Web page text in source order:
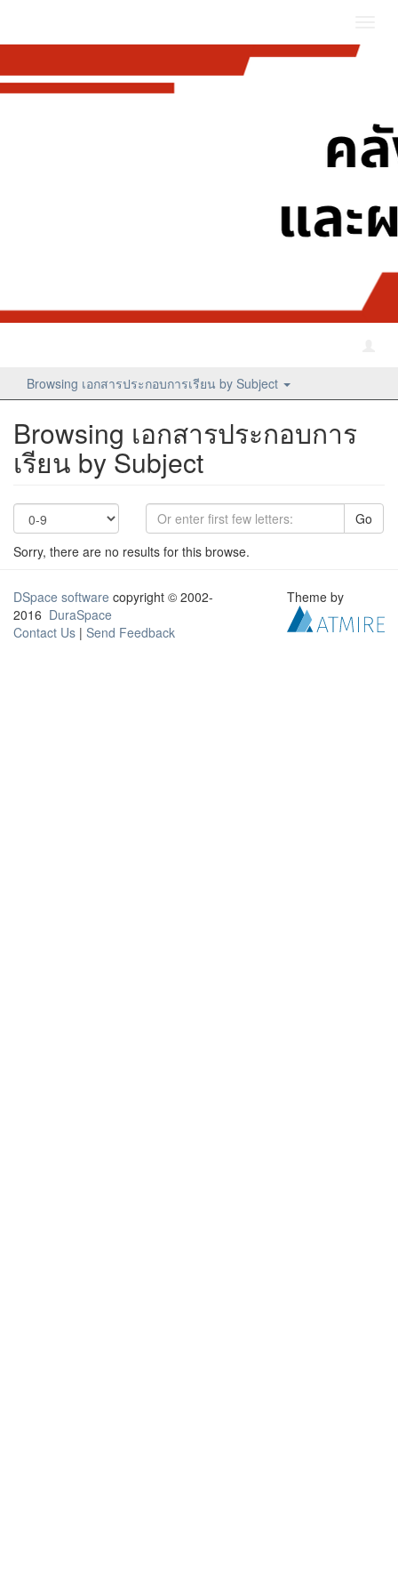
Browsing เอกสารประกอบการเรียน by Subject
Browsing เอกสารประกอบการ
เรียน by Subject
Go
Sorry, there are no results for this browse.
DSpace software copyright © 2002-
2016 DuraSpace
Contact Us | Send Feedback
Theme by